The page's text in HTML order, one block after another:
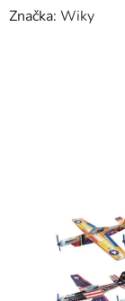
Značka: Wiky